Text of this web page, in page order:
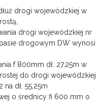
drogi wojewódzkiej w
drogi wojewódzkiej nr
drogowym DW wynosi
f 800mm dł. 27,25m w
do drogi wojewódzkiej
dł. 55,25m
o średnicy fi 600 mm o